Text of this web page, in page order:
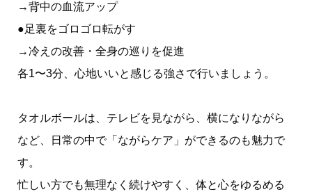
→背中の血流アップ
●足裏をゴロゴロ転がす
→冷えの改善・全身の巡りを促進
各1〜3分、心地いいと感じる強さで行いましょう。
タオルボールは、テレビを見ながら、横になりながら
など、日常の中で「ながらケア」ができるのも魅力で
す。
忙しい方でも無理なく続けやすく、体と心をゆるめる